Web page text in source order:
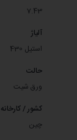
7.43
آلیاژ
استیل 430
حالت
ورق شیت
کشور / کارخانه
چین